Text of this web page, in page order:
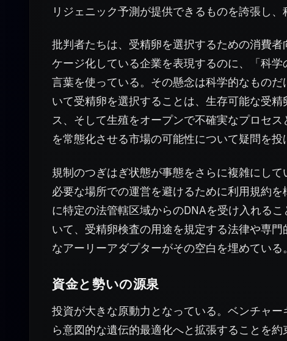
リジェニック予測が提供できるものを誇張し
批判者たちは、受精卵を選択するための消費
ケージ化している企業を表現するのに、「科
言葉を使っている。その懸念は科学的なもの
いて受精卵を選択することは、生存可能な受
ス、そして生殖をオープンで不確実なプロセ
を常態化させる市場の可能性について疑問を投
規制のつぎはぎ状態が事態をさらに複雑にし
必要な場所での運営を避けるために利用規約
に特定の法管轄区域からのDNAを受け入れる
いて、受精卵検査の用途を規定する法律や専
なアーリーアダプターがその空白を埋めている。
資金と勢いの源泉
投資が大きな原動力となっている。ベンチャ
ら意図的な遺伝的最適化へと拡張することを